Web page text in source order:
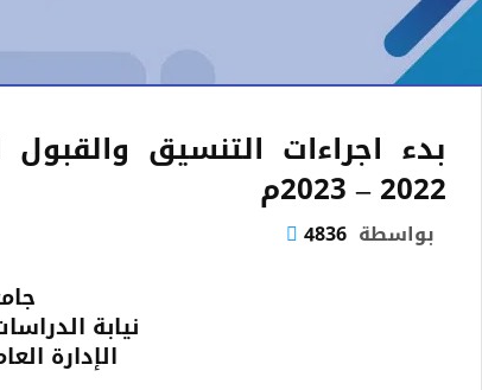
بدء اجراءات التنسيق والقبول
2022 – 2023م
بواسطة 4836
نيابة
الإدارة